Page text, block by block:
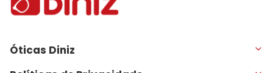
Óticas Diniz